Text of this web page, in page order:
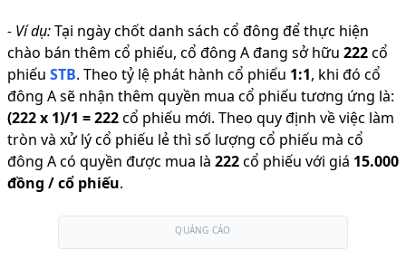
- Ví dụ:Tại ngày chốt danh sách cổ đông để thực hiện
chào bán thêm cổ phiếu, cổ đông A đang sở hữu 222cổ
phiếu STB. Theo tỷ lệ phát hành cổ phiếu 1:1, khi đó cổ
đông A sẽ nhận thêm quyền mua cổ phiếu tương ứng là:
(222x 1)/1 =222cổ phiếu mới. Theo quy định về việc làm
tròn và xử lý cổ phiếu lẻ thì số lượng cổ phiếu mà cổ
đông A có quyền được mua là 222cổ phiếu với giá 15.000
đồng / cổ phiếu.
QUẢNG CÁO